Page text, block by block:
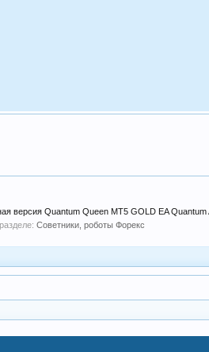
версия Quantum Queen MT5 GOLD EA
разделе:Советники, роботы Форекс